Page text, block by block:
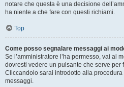
notare che questa è una decisione
ha niente a che fare con questi richiami.
Top
Come posso segnalare messaggi ai
Se l’amministratore l’ha permesso, vai al
dovresti vedere un pulsante che serve
Cliccandolo sarai introdotto alla
messaggi.